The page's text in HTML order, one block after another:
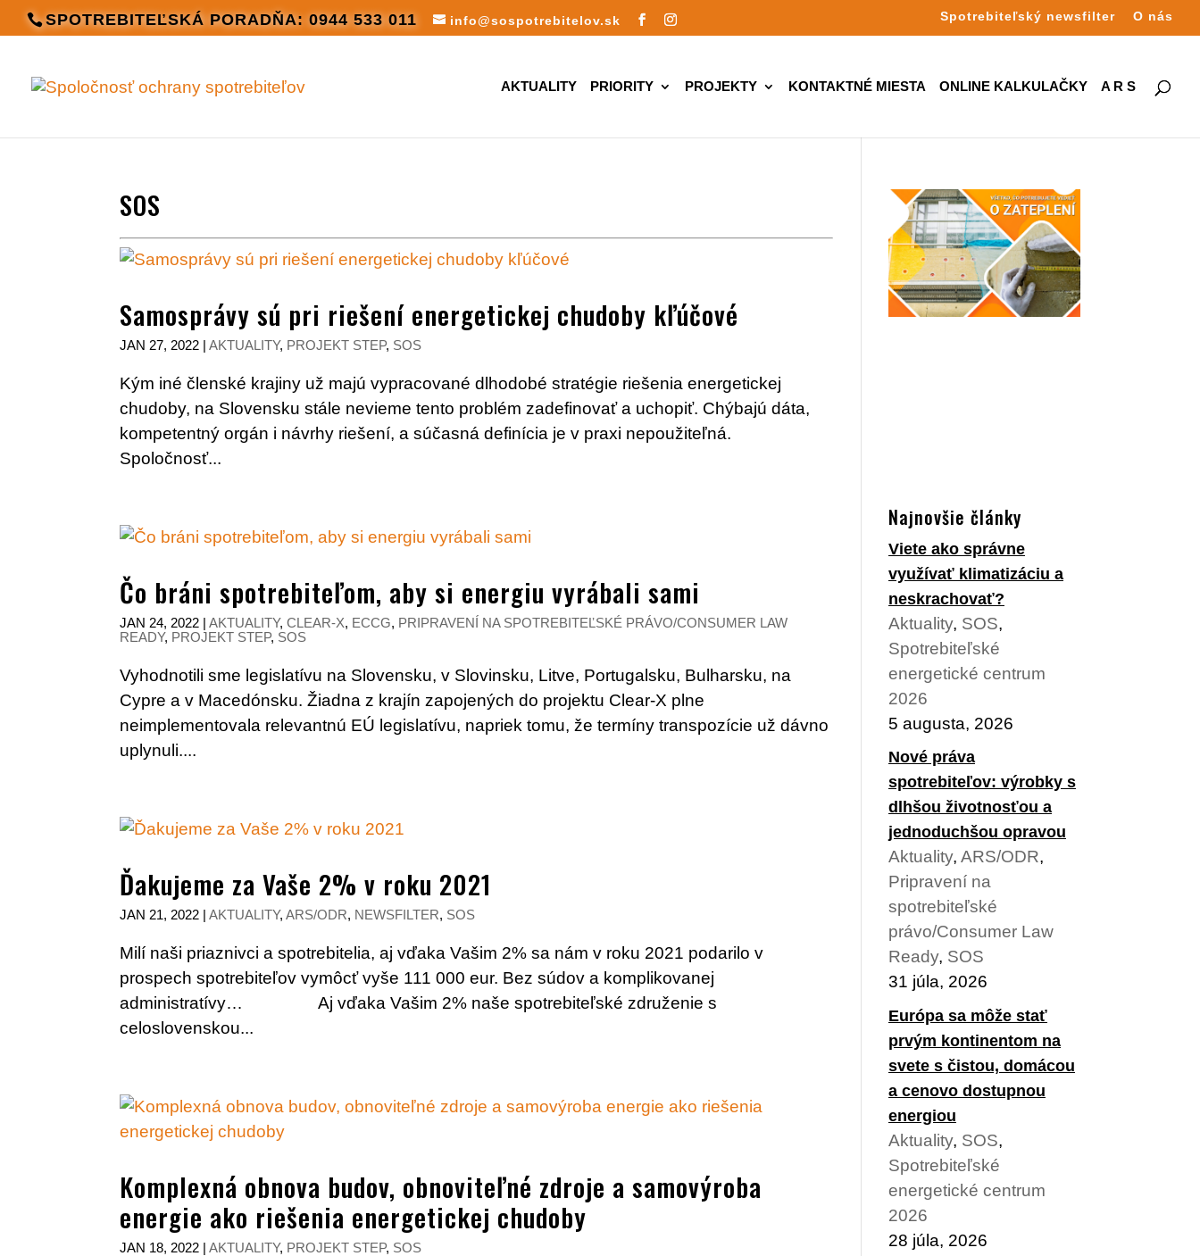
SPOTREBITEĽSKÁ PORADŇA: 0944 533 011 info@sospotrebitelov.sk Spotrebiteľský newsfilter O nás
AKTUALITY PRIORITY PROJEKTY KONTAKTNÉ MIESTA ONLINE KALKULAČKY A R S
SOS
Samosprávy sú pri riešení energetickej chudoby kľúčové
JAN 27, 2022 |AKTUALITY, PROJEKT STEP, SOS
Kým iné členské krajiny už majú vypracované dlhodobé stratégie riešenia energetickej
chudoby, na Slovensku stále nevieme tento problém zadefinovať a uchopiť. Chýbajú dáta,
kompetentný orgán i návrhy riešení, a súčasná definícia je v praxi nepoužiteľná.
Spoločnosť...
Čo bráni spotrebiteľom, aby si energiu vyrábali sami
JAN 24, 2022 |AKTUALITY,CLEAR-X, ECCG, PRIPRAVENÍ NA SPOTREBITEĽSKÉ PRÁVO/CONSUMER LAW
READY, PROJEKT STEP, SOS
Vyhodnotili sme legislatívu na Slovensku, v Slovinsku, Litve, Portugalsku, Bulharsku, na
Cypre a v Macedónsku. Žiadna z krajín zapojených do projektu Clear-X plne
neimplementovala relevantnú EÚ legislatívu, napriek tomu, že termíny transpozície už dávno
uplynuli....
Ďakujeme za Vaše 2% v roku 2021
JAN 21, 2022 |AKTUALITY,ARS/ODR, NEWSFILTER, SOS
Milí naši priaznivci a spotrebitelia, aj vďaka Vašim 2% sa nám v roku 2021 podarilo v
prospech spotrebiteľov vymôcť vyše 111 000 eur. Bez súdov a komplikovanej
administratívy… Aj vďaka Vašim 2% naše spotrebiteľské združenie s
celoslovenskou...
Komplexná obnova budov, obnoviteľné zdroje a samovýroba
energie ako riešenia energetickej chudoby
JAN 18, 2022 |AKTUALITY, PROJEKT STEP, SOS
Najnovšie články
Viete ako správne
využívať klimatizáciu a
neskrachovať?
Aktuality, SOS,
Spotrebiteľské
energetické centrum
2026
5 augusta, 2026
Nové práva
spotrebiteľov: výrobky s
dlhšou životnosťou a
jednoduchšou opravou
Aktuality, ARS/ODR,
Pripravení na
spotrebiteľské
právo/Consumer Law
Ready, SOS
31 júla, 2026
Európa sa môže stať
prvým kontinentom na
svete s čistou, domácou
a cenovo dostupnou
energiou
Aktuality, SOS,
Spotrebiteľské
energetické centrum
2026
28 júla, 2026